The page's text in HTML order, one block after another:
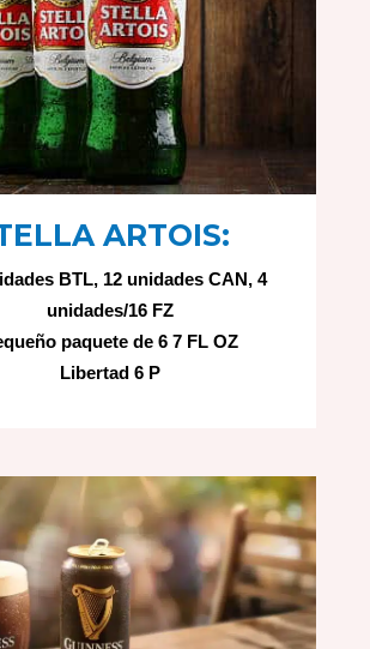
ARTOIS:
BTL, 12 unidades CAN, 4
unidades/16 FZ
paquete de 6 7 FL OZ
Libertad 6 P